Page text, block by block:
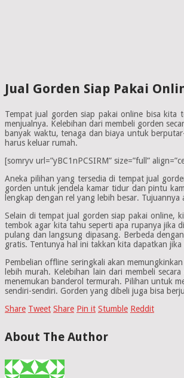
Jual Gorden Siap Pakai
Tempat jual gorden siap pakai online bisa kita
menjualnya. Kelebihan dari membeli gorden
banyak waktu, tenaga dan biaya untuk
harus keluar rumah.
[somryv url=”yBC1nPCSIRM” size=”full”
Aneka pilihan yang tersedia di tempat jual
gorden untuk jendela kamar tidur dan pintu
lengkap dengan rel yang lebih besar.
Selain di tempat jual gorden siap pakai online,
tembok agar kita tahu seperti apa rupanya jika
pulang dan langsung dipasang. Berbeda
gratis. Tentunya hal ini takkan kita dapatkan jika
Pembelian offline seringkali akan
lebih murah. Kelebihan lain dari membeli
menemukan banderol termurah. Pilihan untuk
sendiri-sendiri. Gorden yang dibeli juga bisa
Share Tweet Share Pin it Stumble Reddit
About The Author